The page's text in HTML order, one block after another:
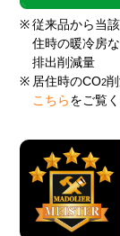
※ 従来品から当
住時の暖冷房
排出削減量
※ 居住時のCO2
こちら をご覧く